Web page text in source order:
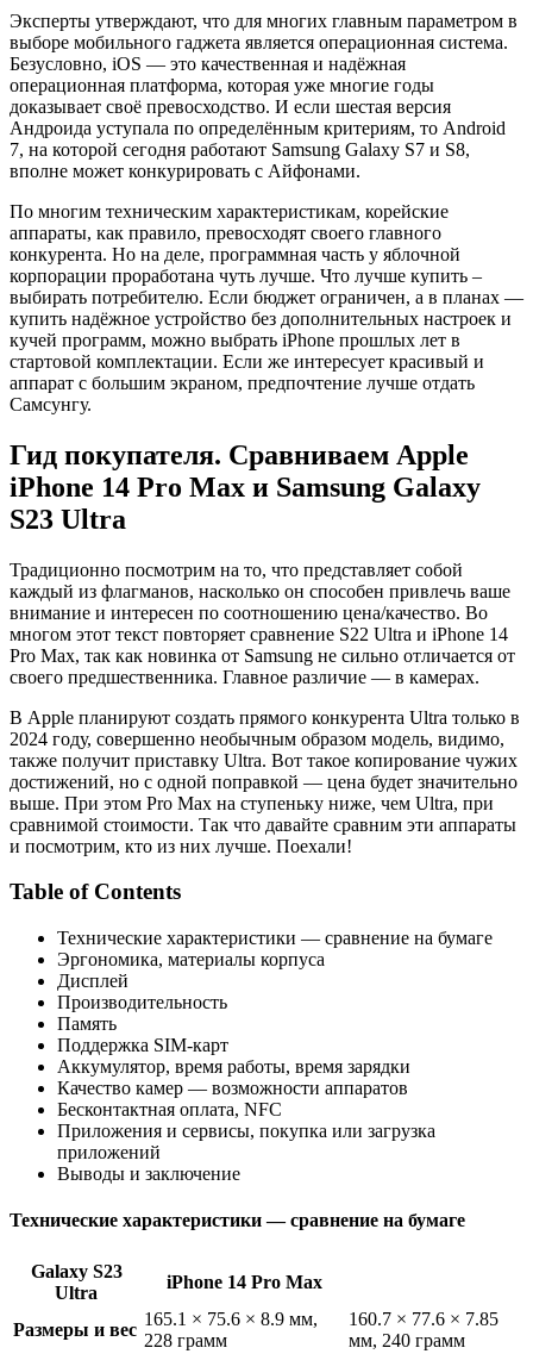
Эксперты утверждают, что для многих главным параметром в
выборе мобильного гаджета является операционная система.
Безусловно, iOS — это качественная и надёжная
операционная платформа, которая уже многие годы
доказывает своё превосходство. И если шестая версия
Андроида уступала по определённым критериям, то Android
7, на которой сегодня работают Samsung Galaxy S7 и S8,
вполне может конкурировать с Айфонами.
По многим техническим характеристикам, корейские
аппараты, как правило, превосходят своего главного
конкурента. Но на деле, программная часть у яблочной
корпорации проработана чуть лучше. Что лучше купить –
выбирать потребителю. Если бюджет ограничен, а в планах —
купить надёжное устройство без дополнительных настроек и
кучей программ, можно выбрать iPhone прошлых лет в
стартовой комплектации. Если же интересует красивый и
аппарат с большим экраном, предпочтение лучше отдать
Самсунгу.
Гид покупателя. Сравниваем Apple
iPhone 14 Pro Max и Samsung Galaxy
S23 Ultra
Традиционно посмотрим на то, что представляет собой
каждый из флагманов, насколько он способен привлечь ваше
внимание и интересен по соотношению цена/качество. Во
многом этот текст повторяет сравнение S22 Ultra и iPhone 14
Pro Max, так как новинка от Samsung не сильно отличается от
своего предшественника. Главное различие — в камерах.
В Apple планируют создать прямого конкурента Ultra только в
2024 году, совершенно необычным образом модель, видимо,
также получит приставку Ultra. Вот такое копирование чужих
достижений, но с одной поправкой — цена будет значительно
выше. При этом Pro Max на ступеньку ниже, чем Ultra, при
сравнимой стоимости. Так что давайте сравним эти аппараты
и посмотрим, кто из них лучше. Поехали!
Table of Contents
Технические характеристики — сравнение на бумаге
Эргономика, материалы корпуса
Дисплей
Производительность
Память
Поддержка SIM-карт
Аккумулятор, время работы, время зарядки
Качество камер — возможности аппаратов
Бесконтактная оплата, NFC
Приложения и сервисы, покупка или загрузка
приложений
Выводы и заключение
Технические характеристики — сравнение на бумаге
Galaxy S23
Ultra
iPhone 14 Pro Max
Размеры и вес
165.1 × 75.6 × 8.9 мм,
228 грамм
160.7 × 77.6 × 7.85
мм, 240 грамм